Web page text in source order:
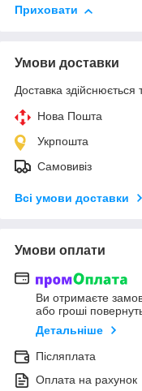
Приховати
Умови доставки
Доставка здійснюється
Нова Пошта
Укрпошта
Самовивіз
Всі умови доставки
Умови оплати
Ви отримаєте
або гроші
Детальніше
Післяплата
Оплата на рахунок